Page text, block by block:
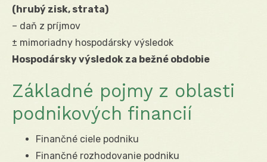
(hrubý zisk, strata)
– daň z príjmov
± mimoriadny hospodársky výsledok
Hospodársky výsledok za bežné obdobie
Základné pojmy z oblasti
podnikových financií
Finančné ciele podniku
Finančné rozhodovanie podniku